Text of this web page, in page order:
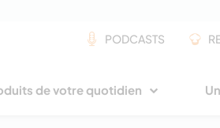
PODCASTS
de votre quotidien